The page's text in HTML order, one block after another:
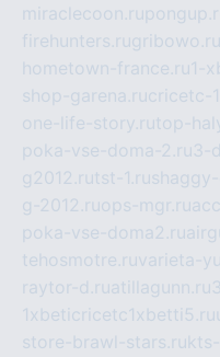
miraclecoon.ru
firehunters.rugribowo.ru
hometown-france.ru1-
shop-garena.rucricetc-
one-life-story.rutop-
poka-vse-doma-2.ru3-
g2012.rutst-1.ru
g-2012.ruops-mgr.ru
poka-vse-doma2.ru
tehosmotre.ruvarieta-
raytor-d.ruatillagunn.ru
1xbeticricetc1xbetti5.ru
store-brawl-stars.ru